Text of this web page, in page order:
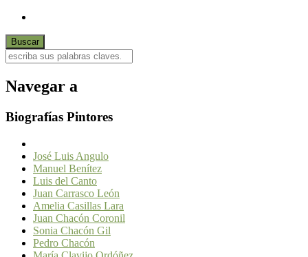
Navegar a
Biografías Pintores
José Luis Angulo
Manuel Benítez
Luis del Canto
Juan Carrasco León
Amelia Casillas Lara
Juan Chacón Coronil
Sonia Chacón Gil
Pedro Chacón